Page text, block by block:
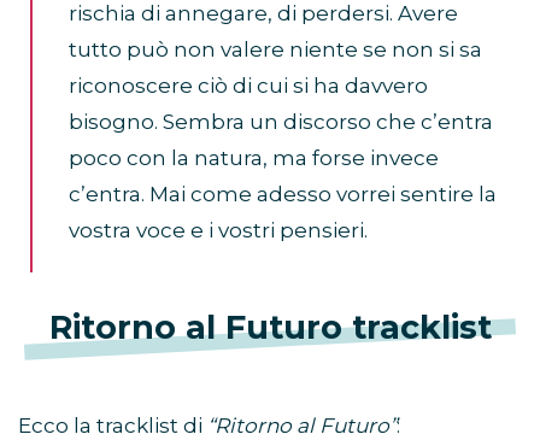
rischia di annegare, di perdersi. Avere
tutto può non valere niente se non si sa
riconoscere ciò di cui si ha davvero
bisogno. Sembra un discorso che c’entra
poco con la natura, ma forse invece
c’entra. Mai come adesso vorrei sentire la
vostra voce e i vostri pensieri.
Ritorno al Futuro tracklist
Ecco la tracklist di “Ritorno al Futuro”: